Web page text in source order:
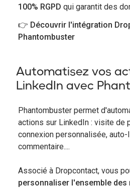
100% RGPD qui garantit des
👉 Découvrir l'intégration
Phantombuster
Automatisez vos
LinkedIn avec
Phantombuster permet
actions sur LinkedIn : visite de
connexion personnalisée, auto-
commentaire....
Associé à Dropcontact, vous
personnaliser l'ensemble des